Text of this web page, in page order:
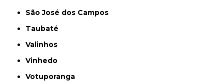
São José dos Campos
Taubaté
Valinhos
Vinhedo
Votuporanga